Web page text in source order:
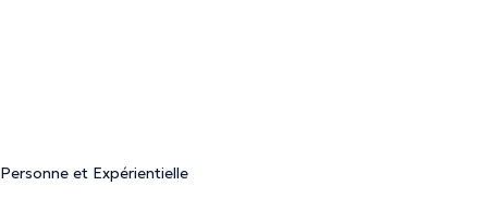
et Expérientielle